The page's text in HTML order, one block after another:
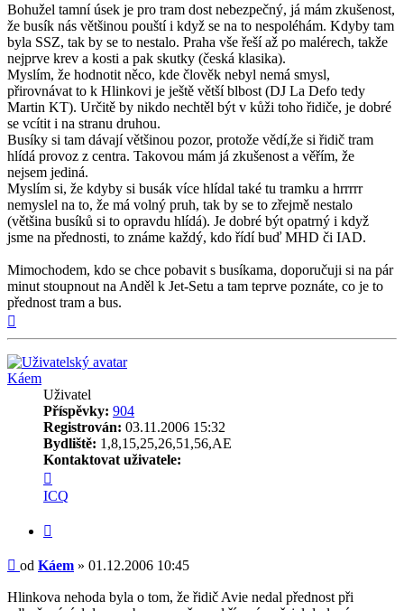
Bohužel tamní úsek je pro tram dost nebezpečný, já mám zkušenost,
že busík nás většinou pouští i když se na to nespoléhám. Kdyby tam
byla SSZ, tak by se to nestalo. Praha vše řeší až po malérech, takže
nejprve krev a kosti a pak skutky (česká klasika).
Myslím, že hodnotit něco, kde člověk nebyl nemá smysl,
přirovnávat to k Hlinkovi je ještě větší blbost (DJ La Defo tedy
Martin KT). Určitě by nikdo nechtěl být v kůži toho řidiče, je dobré
se vcítit i na stranu druhou.
Busíky si tam dávají většinou pozor, protože vědí,že si řidič tram
hlídá provoz z centra. Takovou mám já zkušenost a věřím, že
nejsem jediná.
Myslím si, že kdyby si busák více hlídal také tu tramku a hrrrrr
nemyslel na to, že má volný pruh, tak by se to zřejmě nestalo
(většina busíků si to opravdu hlídá). Je dobré být opatrný i když
jsme na přednosti, to známe každý, kdo řídí buď MHD či IAD.
Mimochodem, kdo se chce pobavit s busíkama, doporučuji si na pár
minut stoupnout na Anděl k Jet-Setu a tam teprve poznáte, co je to
přednost tram a bus.
Káem
Uživatel
Příspěvky: 904
Registrován: 03.11.2006 15:32
Bydliště: 1,8,15,25,26,51,56,AE
Kontaktovat uživatele:
uživatele
Káem
ICQ
Příspěvek
od Káem » 01.12.2006 10:45
Hlinkova nehoda byla o tom, že řidič Avie nedal přednost při